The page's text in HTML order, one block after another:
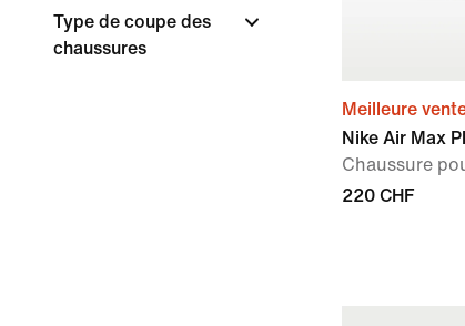
Type de coupe des
chaussures
Meilleure
Nike Air Max
Chaussure
220 CHF